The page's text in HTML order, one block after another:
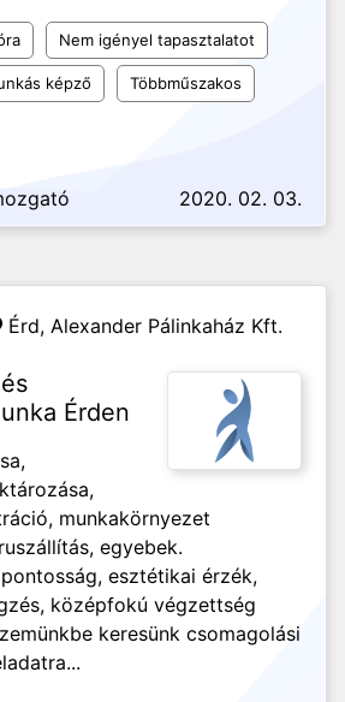
Nem igényel tapasztalatot
képző Többműszakos
2020. 02. 03.
Érd, Alexander Pálinkaház Kft.
Érden
munkakörnyezet
egyebek.
esztétikai érzék,
középfokú végzettség
keresünk csomagolási